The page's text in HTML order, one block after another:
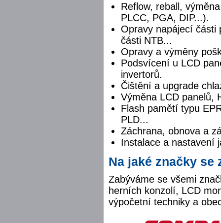
Reflow, reball,
PLCC, PGA, DIP...).
Opravy napájecí části
části NTB...
Opravy a výměny
Podsvícení u LCD
invertorů.
Čištění a upgrade
Výměna LCD panelů,
Flash pamětí typu
PLD...
Záchrana, obnova a
Instalace a nastavení
Na jaké značky se
Zabýváme se všemi
herních konzolí, LCD
výpočetní techniky a